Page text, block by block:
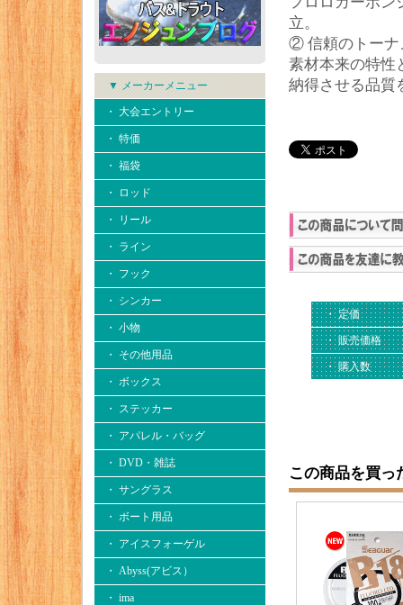
▼ メーカーメニュー
・ 大会エントリー
・ 特価
・ 福袋
・ ロッド
・ リール
・ ライン
・ フック
・ シンカー
・ 小物
・ その他用品
・ ボックス
・ ステッカー
・ アパレル・バッグ
・ DVD・雑誌
・ サングラス
・ ボート用品
・ アイスフォーゲル
・ Abyss(アビス）
・ ima
立。
② 信頼のトーナ
素材本来の特性
納得させる品質
・ 定価
・ 販売価格
・ 購入数
この商品を買っ